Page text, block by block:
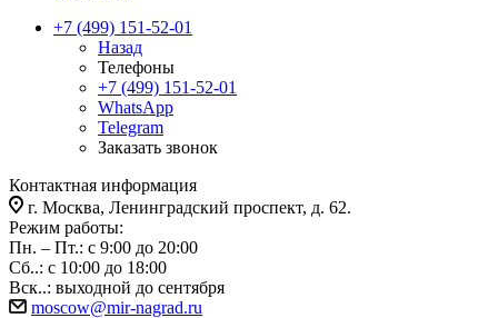
+7 (499) 151-52-01
Назад
Телефоны
+7 (499) 151-52-01
WhatsApp
Telegram
Заказать звонок
Контактная информация
г. Москва, Ленинградский проспект, д. 62.
Режим работы:
Пн. – Пт.: с 9:00 до 20:00
Сб..: с 10:00 до 18:00
Вск..: выходной до сентября
moscow@mir-nagrad.ru